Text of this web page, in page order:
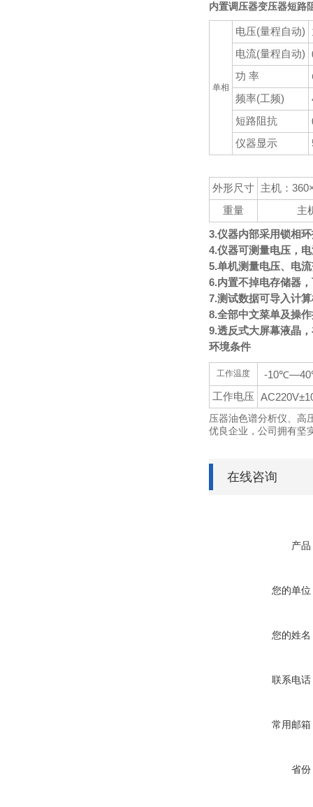
内置调压器变压器短路
单相
电压(量程自动)
电流(量程自动)
功 率
频率(工频)
短路阻抗
仪器显示
外形尺寸 主机：
重量
主
3.仪器内部采用锁相
4.仪器可测量电压，
5.单机测量电压、电
6.内置不掉电存储器
7.测试数据可导入计
8.全部中文菜单及操
9.透反式大屏幕液晶
环境条件
工作温度
-
工作电压
压器油色谱分析仪、高
优良企业，公司拥有坚
在线咨询
产品
您的单位
您的姓名
联系电话
常用邮箱
省份